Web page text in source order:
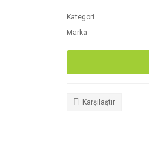
Kategori
Marka
Karşılaştır